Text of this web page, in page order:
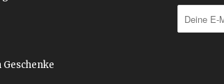
Geschenke